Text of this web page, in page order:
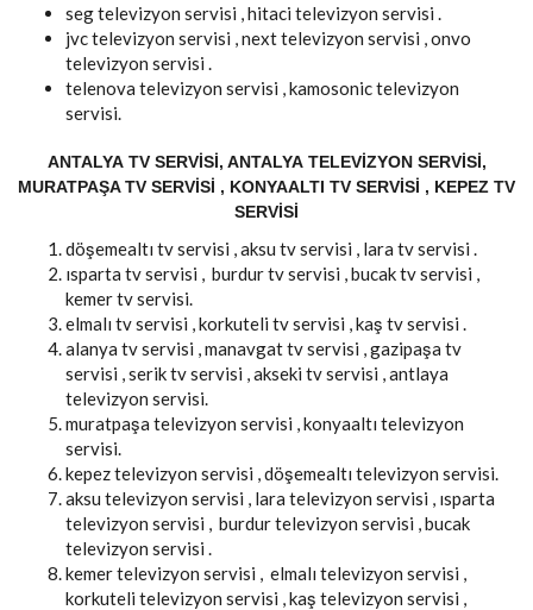
seg televizyon servisi , hitaci televizyon servisi .
jvc televizyon servisi , next televizyon servisi , onvo
televizyon servisi .
telenova televizyon servisi , kamosonic televizyon
servisi.
ANTALYA TV SERVISI, ANTALYA TELEVIZYON SERVISI,
MURATPAŞA TV SERVISI , KONYAALTI TV SERVISI , KEPEZ TV
SERVISI
döşemealtı tv servisi , aksu tv servisi , lara tv servisi .
ısparta tv servisi , burdur tv servisi , bucak tv servisi ,
kemer tv servisi.
elmalı tv servisi , korkuteli tv servisi , kaş tv servisi .
alanya tv servisi , manavgat tv servisi , gazipaşa tv
servisi , serik tv servisi , akseki tv servisi , antlaya
televizyon servisi.
muratpaşa televizyon servisi , konyaaltı televizyon
servisi.
kepez televizyon servisi , döşemealtı televizyon servisi.
aksu televizyon servisi , lara televizyon servisi , ısparta
televizyon servisi , burdur televizyon servisi , bucak
televizyon servisi .
kemer televizyon servisi , elmalı televizyon servisi ,
korkuteli televizyon servisi , kaş televizyon servisi ,